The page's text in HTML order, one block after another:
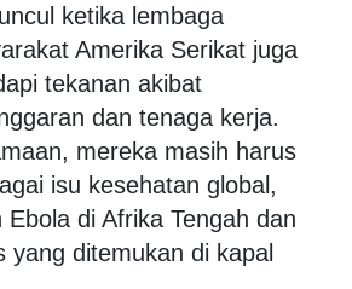
ketika lembaga
Amerika Serikat juga
tekanan akibat
dan tenaga kerja.
mereka masih harus
isu kesehatan global,
di Afrika Tengah dan
yang ditemukan di kapal